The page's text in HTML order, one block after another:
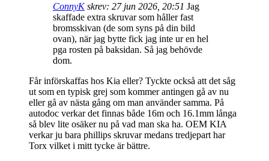
ConnyKskrev: 27 jun 2026, 20:51 Jag
skaffade extra skruvar som håller fast
bromsskivan (de som syns på din bild
ovan), när jag bytte fick jag inte ur en hel
pga rosten på baksidan. Så jag behövde
dom.
Får införskaffas hos Kia eller? Tyckte också att det såg
ut som en typisk grej som kommer antingen gå av nu
eller gå av nästa gång om man använder samma. På
autodoc verkar det finnas både 16m och 16.1mm långa
så blev lite osäker nu på vad man ska ha. OEM KIA
verkar ju bara phillips skruvar medans tredjepart har
Torx vilket i mitt tycke är bättre.